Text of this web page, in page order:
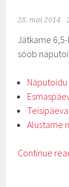
28. mai 2014
Jätkame
sööb
Näputoidu
Alustame
Continue